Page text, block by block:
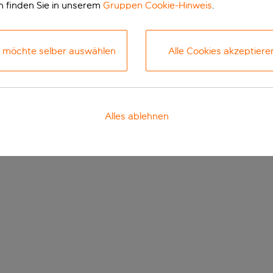
finden Sie in unserem Gruppen Cookie-Hinweis.
möchte selber auswählen Alle Cookies
Alles ablehnen